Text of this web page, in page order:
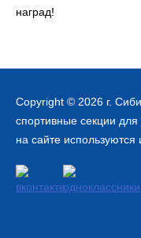
наград!
Copyright © 2026 г.
спортивные секции для
на сайте